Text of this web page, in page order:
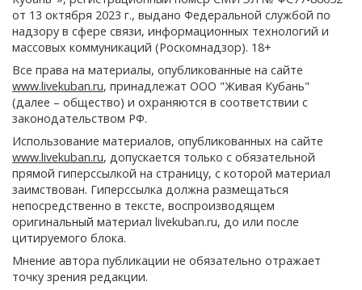
от 13 октября 2023 г., выдано Федеральной службой по
надзору в сфере связи, информационных технологий и
массовых коммуникаций (Роскомнадзор). 18+
Все права на материалы, опубликованные на сайте
www.livekuban.ru, принадлежат ООО "Живая Кубань"
(далее – общество) и охраняются в соответствии с
законодательством РФ.
Использование материалов, опубликованных на сайте
www.livekuban.ru, допускается только с обязательной
прямой гиперссылкой на страницу, с которой материал
заимствован. Гиперссылка должна размещаться
непосредственно в тексте, воспроизводящем
оригинальный материал livekuban.ru, до или после
цитируемого блока.
Мнение автора публикации не обязательно отражает
точку зрения редакции.